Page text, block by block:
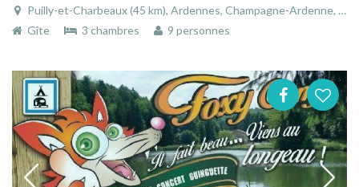
Puilly-et-Charbeaux (45 km), Ardennes, Champagne-Ardenne, Grand Est, France
Gîte
3 chambres 9 personnes